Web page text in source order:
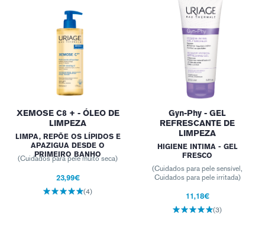
XEMOSE C8 + - ÓLEO DE
LIMPEZA
LIMPA, REPÕE OS LÍPIDOS E
APAZIGUA DESDE O
PRIMEIRO BANHO
(Cuidados para pele muito seca)
23,99€
(4)
Gyn-Phy - GEL
REFRESCANTE DE
LIMPEZA
HIGIENE INTIMA - GEL
FRESCO
(Cuidados para pele sensível,
Cuidados para pele irritada)
11,18€
(3)